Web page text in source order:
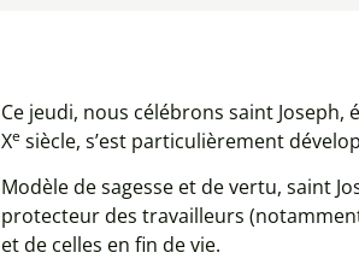
Ce jeudi, nous célébrons saint Joseph,
Xe siècle, s’est particulièrement
Modèle de sagesse et de vertu, saint
protecteur des travailleurs
et de celles en fin de vie.